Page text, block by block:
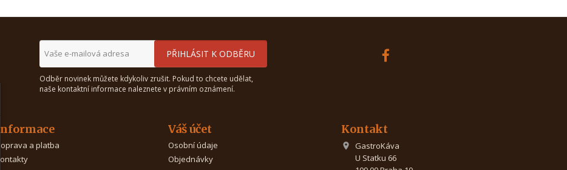
Odběr novinek můžete kdykoliv zrušit. Pokud to chcete udělat,
naše kontaktní informace naleznete v právním oznámení.
Informace
Doprava a platba
Kontakty
Váš účet
Osobní údaje
Objednávky
Kontakt

GastroKáva
U Statku 66